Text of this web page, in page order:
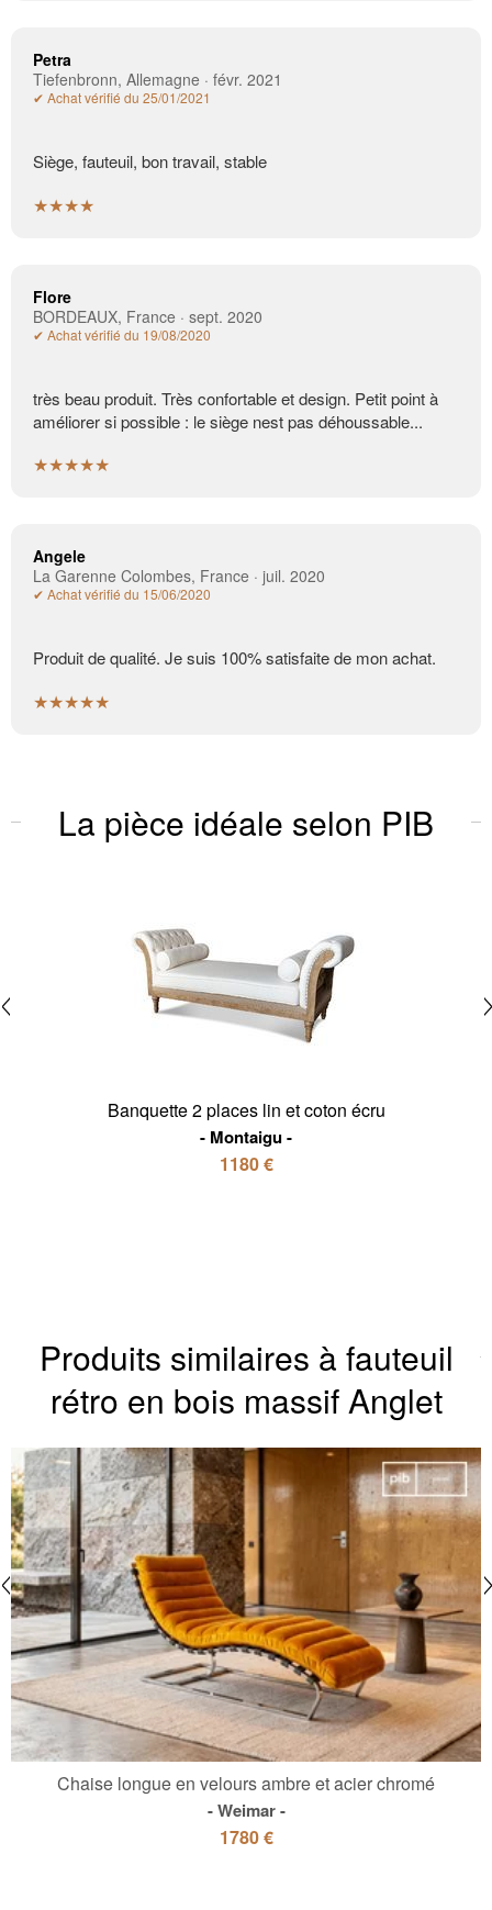
Petra
Tiefenbronn, Allemagne · févr. 2021
✔ Achat vérifié du 25/01/2021
Siège, fauteuil, bon travail, stable
★★★★
Flore
BORDEAUX, France · sept. 2020
✔ Achat vérifié du 19/08/2020
très beau produit. Très confortable et design. Petit point à
améliorer si possible : le siège nest pas déhoussable...
★★★★★
Angele
La Garenne Colombes, France · juil. 2020
✔ Achat vérifié du 15/06/2020
Produit de qualité. Je suis 100% satisfaite de mon achat.
★★★★★
La pièce idéale selon PIB
Banquette 2 places lin et coton écru
Montaigu
1180 €
Produits similaires à fauteuil
rétro en bois massif Anglet
Chaise longue en velours ambre et acier chromé
Weimar
1780 €